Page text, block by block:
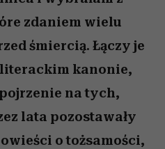
zdaniem wielu
śmiercią. Łączy je
kanonie,
na tych,
lata pozostawały
o tożsamości,